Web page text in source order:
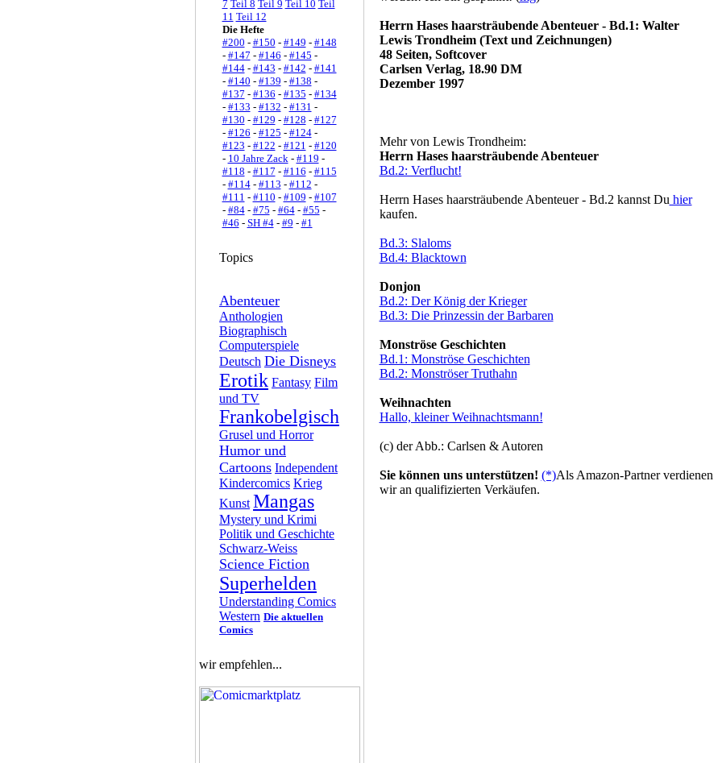
7 Teil 8 Teil 9 Teil 10 Teil
11 Teil 12
Die Hefte
#200 - #150 - #149 - #148
- #147 - #146 - #145 -
#144- #143 - #142 - #141
- #140 - #139 - #138 -
#137 - #136 - #135 - #134
- #133 - #132 - #131 -
#130 - #129 - #128 - #127
- #126 - #125 - #124-
#123 - #122 - #121 - #120
- 10 Jahre Zack- #119 -
#118 - #117 - #116 - #115
- #114- #113 - #112 -
#111 - #110 - #109 - #107
- #84- #75 - #64- #55 -
#46 - SH #4- #9 - #1
Topics
Abenteuer
Anthologien
Biographisch
Computerspiele
Deutsch Die Disneys
Erotik Fantasy Film
und TV
Frankobelgisch
Grusel und Horror
Humor und
Cartoons Independent
Kindercomics Krieg
Kunst Mangas
Mystery und Krimi
Politik und Geschichte
Schwarz-Weiss
Science Fiction
Superhelden
Understanding Comics
Western Die aktuellen
Comics
wir empfehlen...
Herrn Hases haarsträubende Abenteuer - Bd.1: Walter
Lewis Trondheim (Text und Zeichnungen)
48 Seiten, Softcover
Carlsen Verlag, 18.90 DM
Dezember 1997
Mehr von Lewis Trondheim:
Herrn Hases haarsträubende Abenteuer
Bd.2: Verflucht!
Herrn Hases haarsträubende Abenteuer - Bd.2 kannst Duhier
kaufen.
Bd.3: Slaloms
Bd.4: Blacktown
Donjon
Bd.2: Der König der Krieger
Bd.3: Die Prinzessin der Barbaren
Monströse Geschichten
Bd.1: Monströse Geschichten
Bd.2: Monströser Truthahn
Weihnachten
Hallo, kleiner Weihnachtsmann!
(c) der Abb.: Carlsen & Autoren
Sie können uns unterstützen! (*)Als Amazon-Partner verdienen
wir an qualifizierten Verkäufen.